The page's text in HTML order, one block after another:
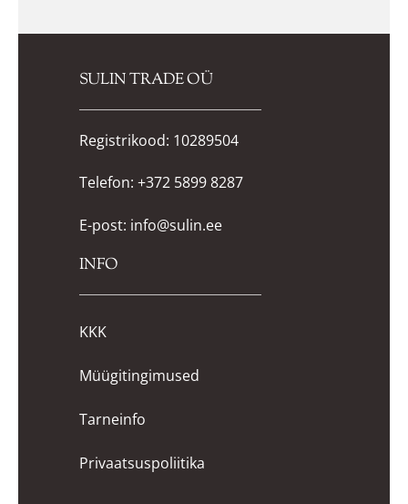
SULIN TRADE OÜ
Registrikood: 10289504
Telefon: +372 5899 8287
E-post: info@sulin.ee
INFO
KKK
Müügitingimused
Tarneinfo
Privaatsuspoliitika